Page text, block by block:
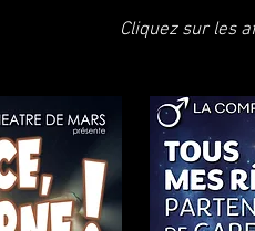
Cliquez sur les